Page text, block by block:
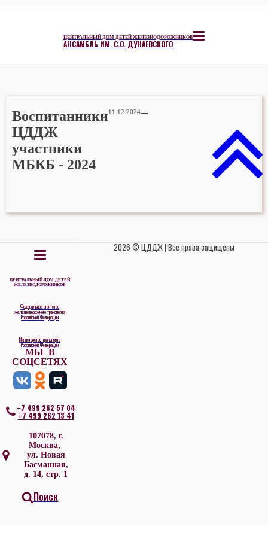
ЦЕНТРАЛЬНЫЙ ДОМ ДЕТЕЙ ЖЕЛЕЗНОДОРОЖНИКОВ
АНСАМБЛЬ ИМ. С.О. ДУНАЕВСКОГО
Воспитанники
ЦДДЖ
участники
МБКБ - 2024
11.12.2024
ЦЕНТРАЛЬНЫЙ ДОМ ДЕТЕЙ
ЖЕЛЕЗНОДОРОЖНИКОВ
Федеральное агентство
железнодорожного транспорта
Российской Федерации
Министерство транспорта
Российской Федерации
МЫ В
СОЦСЕТЯХ
+7 499 262 57 04
+7 499 262 13 41
107078, г.
Москва,
ул. Новая
Басманная,
д. 14, стр. 1
Поиск
2026 © ЦДДЖ | Все права защищены